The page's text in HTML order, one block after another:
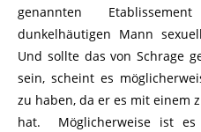
genannten
dunkelhäutigen Mann
Und sollte das von Schrage
sein, scheint es
zu haben, da er es mit einem
hat. Möglicherweise ist